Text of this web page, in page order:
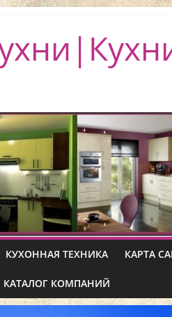
КУХОННАЯ ТЕХНИКА КАРТА
КАТАЛОГ КОМПАНИЙ